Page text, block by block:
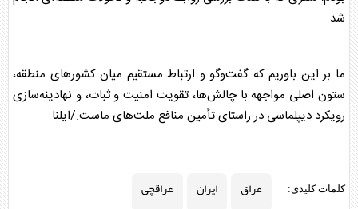
شد.
ما بر این باوریم که گفت‌وگو و ارتباط مستقیم میان کشورهای منطقه،
ستون اصلی مواجهه با چالش‌ها، تقویت امنیت و ثبات، و نهادینه‌سازی
رویکرد دیپلماسی در راستای تأمین منافع ملت‌های ماست./ایلنا
کلمات کلیدی: عراق ایران عراقچی